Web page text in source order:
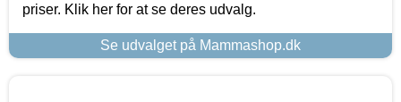
priser. Klik her for at se deres udvalg.
Se udvalget på Mammashop.dk